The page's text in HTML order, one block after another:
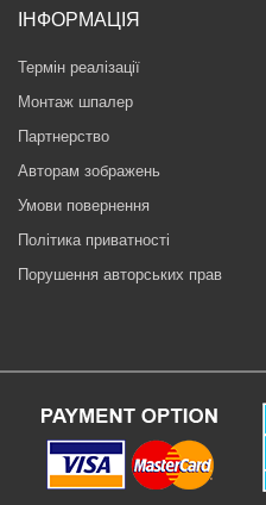
ІНФОРМАЦІЯ
Термін реалізації
Монтаж шпалер
Партнерство
Авторам зображень
Умови повернення
Політика приватності
Порушення авторських прав